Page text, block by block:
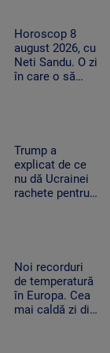
toamnă!”
Horoscop 8
august 2026, cu
Neti Sandu. O zi
în care o să
Trump a
explicat de ce
nu dă Ucrainei
rachete pentru
Noi recorduri
de temperatură
în Europa. Cea
mai caldă zi din